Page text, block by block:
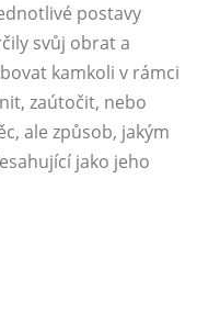
postavy
svůj obrat a
kamkoli v rámci
zaútočit, nebo
ale způsob, jakým
jako jeho